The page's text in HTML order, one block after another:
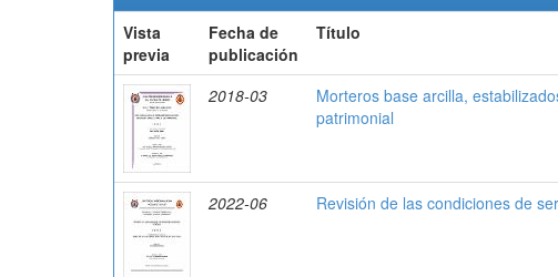
Vista
previa
Fecha de
publicación
Título
2018-03
Morteros base arcilla,
patrimonial
2022-06 Revisión de las condiciones de